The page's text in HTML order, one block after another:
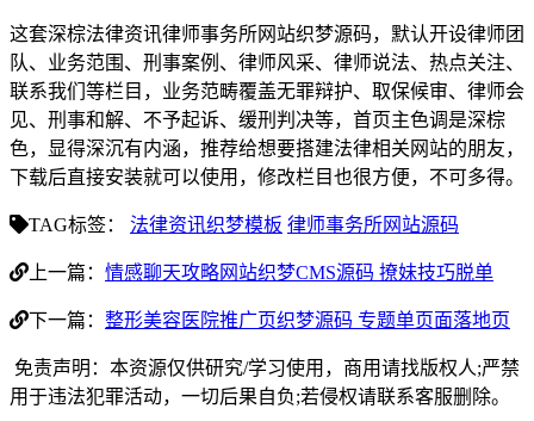
这套深棕法律资讯律师事务所网站织梦源码，默认开设律师团
队、业务范围、刑事案例、律师风采、律师说法、热点关注、
联系我们等栏目，业务范畴覆盖无罪辩护、取保候审、律师会
见、刑事和解、不予起诉、缓刑判决等，首页主色调是深棕
色，显得深沉有内涵，推荐给想要搭建法律相关网站的朋友，
下载后直接安装就可以使用，修改栏目也很方便，不可多得。
TAG标签： 法律资讯织梦模板 律师事务所网站源码
上一篇： 情感聊天攻略网站织梦CMS源码 撩妹技巧脱单
下一篇： 整形美容医院推广页织梦源码 专题单页面落地页
免责声明：本资源仅供研究/学习使用，商用请找版权人;严禁
用于违法犯罪活动，一切后果自负;若侵权请联系客服删除。